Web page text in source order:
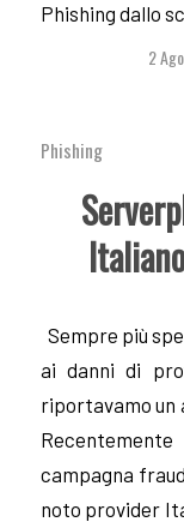
Phishing dallo
2
Phishing
Sempre più
ai danni di
riportavamo un
campagna
noto provider